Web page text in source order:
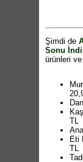
TL
4
TL
Şimdi de
Sonu
ürünleri
TL
Eti
TL